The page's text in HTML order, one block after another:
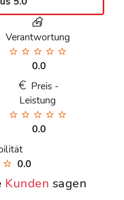
Verantwortung
0.0
Preis -
Leistung
0.0
0.0
Kunden sagen